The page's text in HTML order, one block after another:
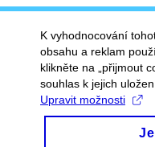
K vyhodnocování
obsahu a reklam
klikněte na „přijmout
souhlas k jejich
Upravit možnosti